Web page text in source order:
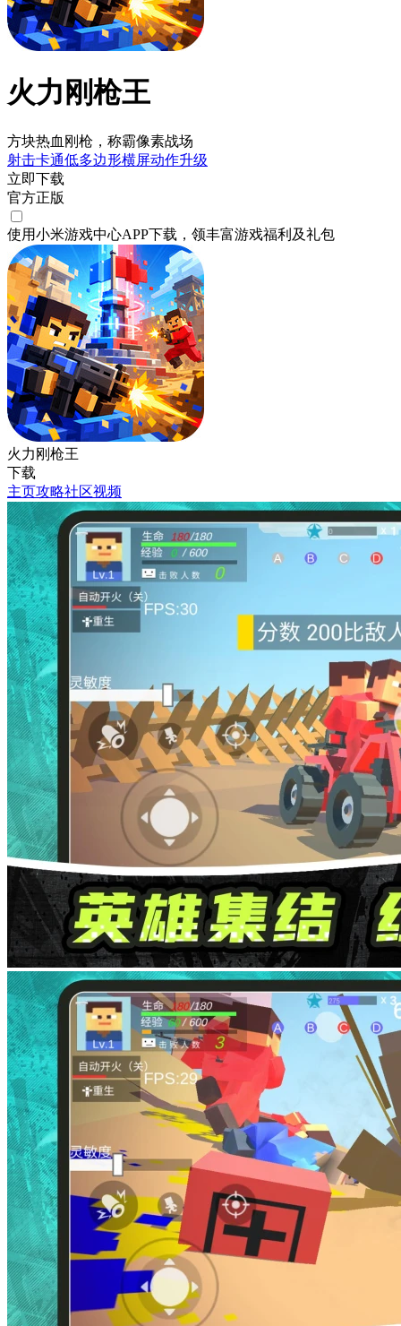
火力刚枪王
方块热血刚枪，称霸像素战场
射击卡通低多边形横屏动作升级
立即下载
官方正版
使用小米游戏中心APP下载 ，领丰富游戏福利 及礼包
火力刚枪王
下载
主页攻略社区视频